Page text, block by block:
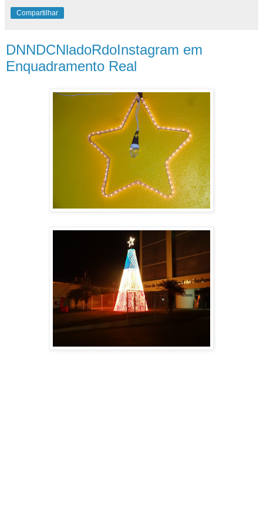
Compartilhar
DNNDCNladoRdoInstagram em
Enquadramento Real